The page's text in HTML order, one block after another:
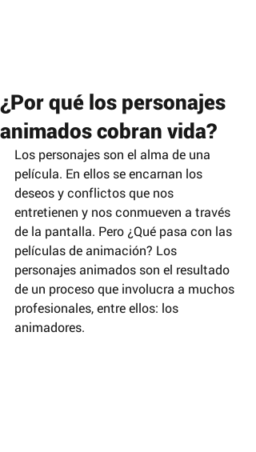
¿Por qué los personajes
animados cobran vida?
Los personajes son el alma de una
película. En ellos se encarnan los
deseos y conflictos que nos
entretienen y nos conmueven a través
de la pantalla. Pero ¿Qué pasa con las
películas de animación? Los
personajes animados son el resultado
de un proceso que involucra a muchos
profesionales, entre ellos: los
animadores.